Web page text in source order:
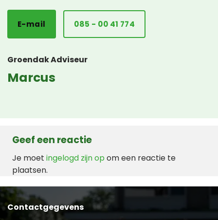
E-mail 085 - 00 41 774
Groendak Adviseur
Marcus
Geef een reactie
Je moet ingelogd zijn op om een reactie te
plaatsen.
Contactgegevens